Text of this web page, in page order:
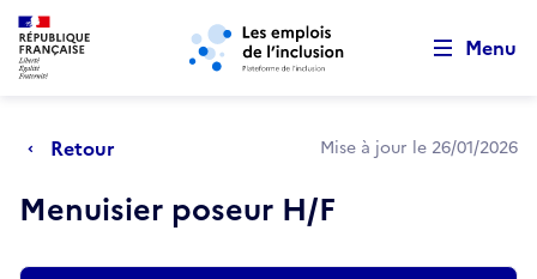
Aller au menu principal Aller au contenu principal
Menu
Retour Mise à jour le 26/01/2026
Menuisier poseur H/F
Retour au début de la page
Panneau de gestion des cookies